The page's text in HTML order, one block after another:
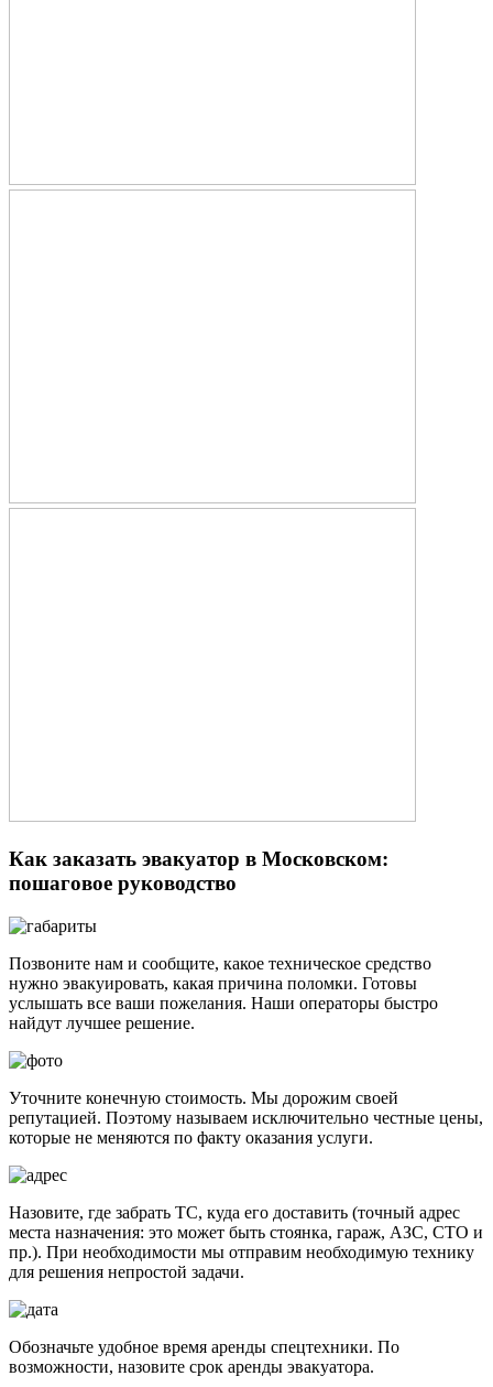
Как заказать эвакуатор в Московском:
пошаговое руководство
Позвоните нам и сообщите, какое техническое средство
нужно эвакуировать, какая причина поломки. Готовы
услышать все ваши пожелания. Наши операторы быстро
найдут лучшее решение.
Уточните конечную стоимость. Мы дорожим своей
репутацией. Поэтому называем исключительно честные цены,
которые не меняются по факту оказания услуги.
Назовите, где забрать ТС, куда его доставить (точный адрес
места назначения: это может быть стоянка, гараж, АЗС, СТО и
пр.). При необходимости мы отправим необходимую технику
для решения непростой задачи.
Обозначьте удобное время аренды спецтехники. По
возможности, назовите срок аренды эвакуатора.